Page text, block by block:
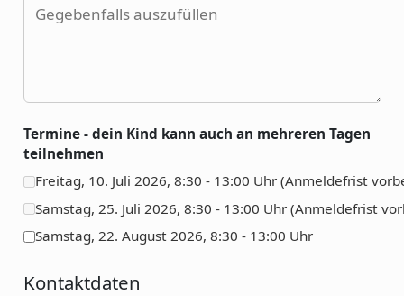
Termine - dein Kind kann auch an mehreren Tagen
teilnehmen
Freitag, 10. Juli 2026, 8:30 - 13:00 Uhr (Anmeldefrist
Samstag, 25. Juli 2026, 8:30 - 13:00 Uhr (Anmeldefrist
Samstag, 22. August 2026, 8:30 - 13:00 Uhr
Kontaktdaten